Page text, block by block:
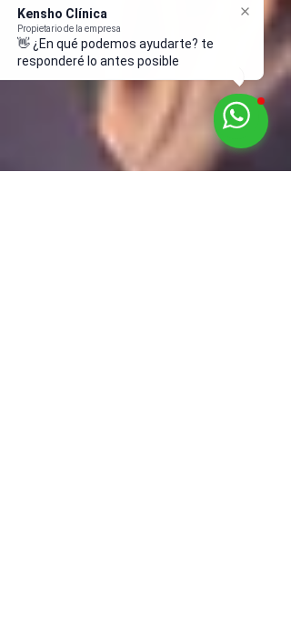
Kensho Clínica
Propietario de la empresa
👋 ¿En qué podemos ayudarte? te
responderé lo antes posible